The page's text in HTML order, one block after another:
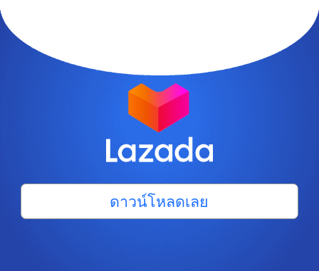
ดาวน์โหลดเลย